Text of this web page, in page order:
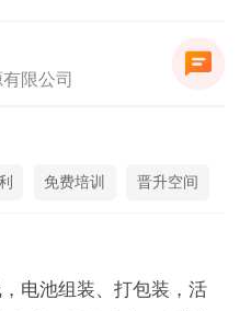
限公司
免费培训 晋升空间
电池组装、打包装，活